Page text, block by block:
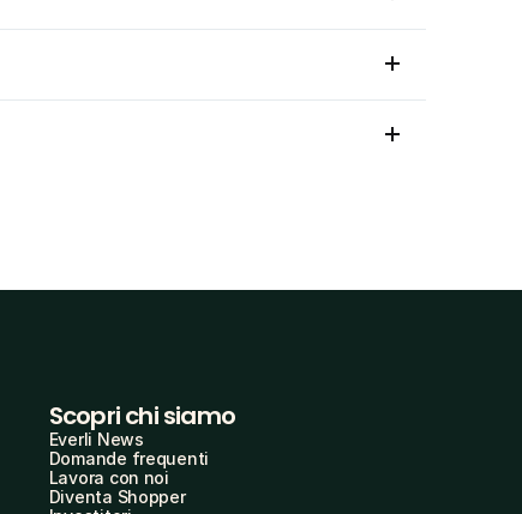
Scopri chi siamo
Everli News
Domande frequenti
Lavora con noi
Diventa Shopper